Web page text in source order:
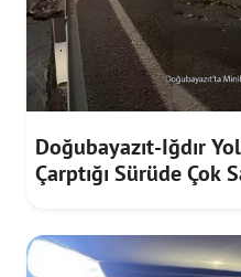
Doğubayazıt-Iğdır
Çarptığı Sürüde Çok